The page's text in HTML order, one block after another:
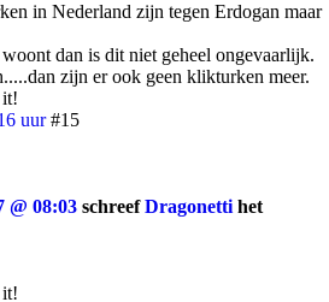
in Nederland zijn tegen Erdogan maar
dan is dit niet geheel ongevaarlijk.
zijn er ook geen klikturken meer.
uur #15
@ 08:03 schreefDragonetti het